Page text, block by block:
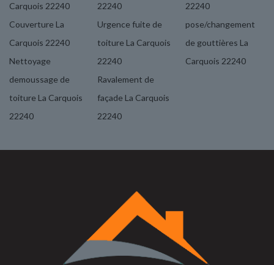
Carquois 22240
Couverture La
Carquois 22240
Nettoyage
demoussage de
toiture La Carquois
22240
22240
Urgence fuite de
toiture La Carquois
22240
Ravalement de
façade La Carquois
22240
22240
pose/changement
de gouttières La
Carquois 22240